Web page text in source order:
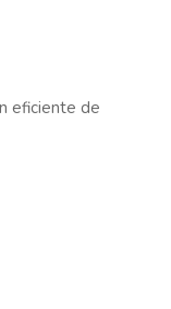
eficiente de